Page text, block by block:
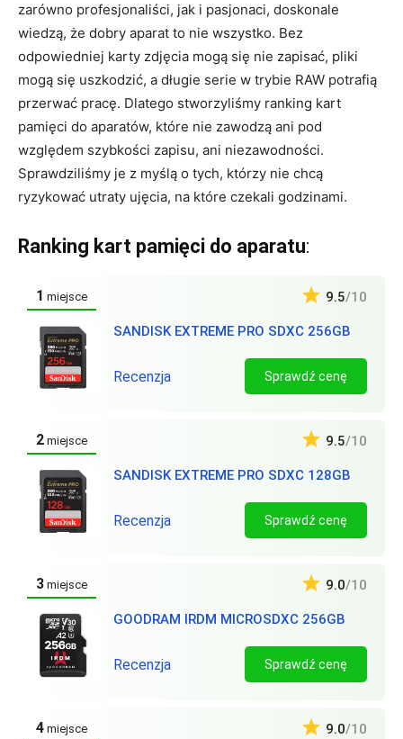
zarówno profesjonaliści, jak i pasjonaci, doskonale
wiedzą, że dobry aparat to nie wszystko. Bez
odpowiedniej karty zdjęcia mogą się nie zapisać, pliki
mogą się uszkodzić, a długie serie w trybie RAW potrafią
przerwać pracę. Dlatego stworzyliśmy ranking kart
pamięci do aparatów, które nie zawodzą ani pod
względem szybkości zapisu, ani niezawodności.
Sprawdziliśmy je z myślą o tych, którzy nie chcą
ryzykować utraty ujęcia, na które czekali godzinami.
Ranking kart pamięci do aparatu:
1 miejsce
SANDISK EXTREME PRO SDXC 256GB
9.5/10
Recenzja Sprawdź cenę
2 miejsce
SANDISK EXTREME PRO SDXC 128GB
9.5/10
Recenzja Sprawdź cenę
3 miejsce
GOODRAM IRDM MICROSDXC 256GB
9.0/10
Recenzja Sprawdź cenę
4 miejsce 9.0/10